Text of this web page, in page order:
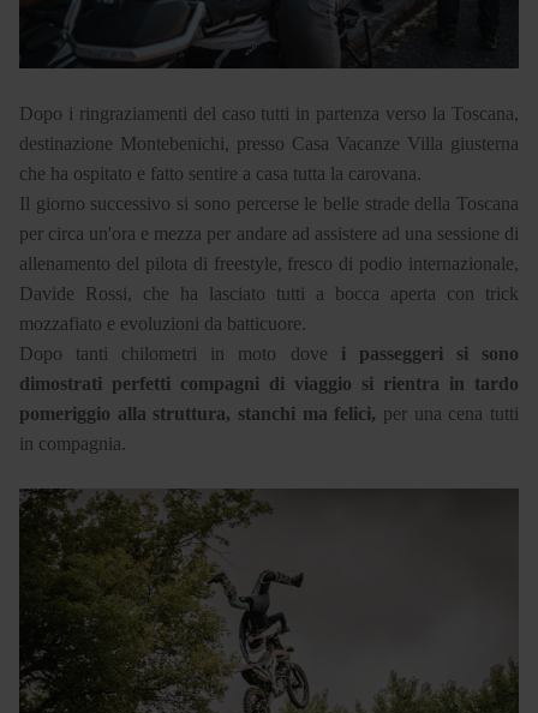
Dopo i ringraziamenti del caso tutti in partenza verso la Toscana,
destinazione Montebenichi, presso Casa Vacanze Villa giusterna
che ha ospitato e fatto sentire a casa tutta la carovana.
Il giorno successivo si sono percerse le belle strade della Toscana
per circa un'ora e mezza per andare ad assistere ad una sessione di
allenamento del pilota di freestyle, fresco di podio internazionale,
Davide Rossi, che ha lasciato tutti a bocca aperta con trick
mozzafiato e evoluzioni da batticuore.
Dopo tanti chilometri in moto dove i passeggeri si sono
dimostrati perfetti compagni di viaggio si rientra in tardo
pomeriggio alla struttura, stanchi ma felici, per una cena tutti
in compagnia.